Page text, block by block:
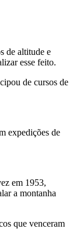
de altitude e
esse feito.
de cursos de
expedições de
em 1953,
a montanha
que venceram